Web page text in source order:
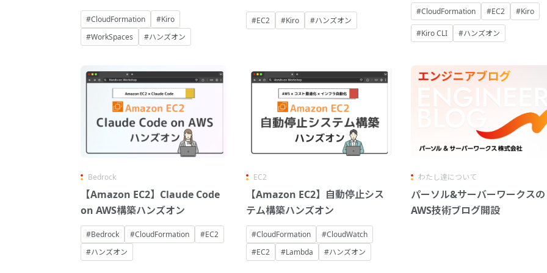
#CloudFormation
#Kiro
#WorkSpaces
#ハンズオン
#EC2 #Kiro #ハンズオン
#CloudFormation #EC2 #Kiro
#Kiro CLI #ハンズオン
Bedrock
【Amazon EC2】Claude Code
on AWS構築ハンズオン
#Bedrock #CloudFormation
#EC2
#ハンズオン
EC2
【Amazon EC2】自動停止シス
テム構築ハンズオン
#CloudFormation
#CloudWatch
#EC2
#Lambda #ハンズオン
わたし達について
パーソル&サーバーワークスの
AWS技術ブログ開設